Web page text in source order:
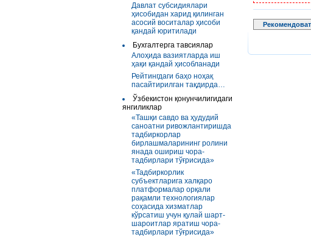
Давлат субсидиялари
ҳисобидан харид қилинган
асосий воситалар ҳисоби
қандай юритилади
Бухгалтерга тавсиялар
Алоҳида вазиятларда иш
ҳақи қандай ҳисобланади
Рейтингдаги баҳо ноҳақ
пасайтирилган тақдирда…
Ўзбекистон қонунчилигидаги
янгиликлар
«Ташқи савдо ва ҳудудий
саноатни ривожлантиришда
тадбиркорлар
бирлашмаларининг ролини
янада ошириш чора-
тадбирлари тўғрисида»
«Тадбиркорлик
субъектларига халқаро
платформалар орқали
рақамли технологиялар
соҳасида хизматлар
кўрсатиш учун қулай шарт-
шароитлар яратиш чора-
тадбирлари тўғрисида»